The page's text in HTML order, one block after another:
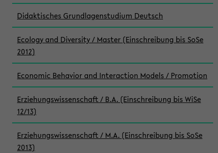
Didaktisches Grundlagenstudium Deutsch
Ecology and Diversity / Master (Einschreibung bis SoSe
2012)
Economic Behavior and Interaction Models / Promotion
Erziehungswissenschaft / B.A. (Einschreibung bis WiSe
12/13)
Erziehungswissenschaft / M.A. (Einschreibung bis SoSe
2013)